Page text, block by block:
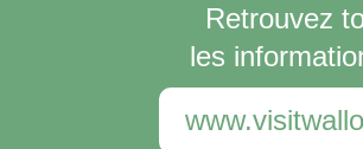
Retrouvez
les